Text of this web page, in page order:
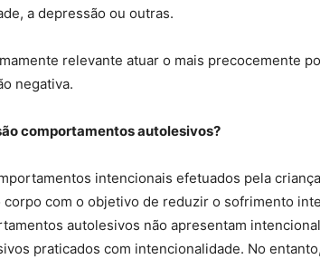
a depressão ou outras.
relevante atuar o mais precocemente
negativa.
comportamentos autolesivos?
intencionais efetuados pela
corpo com o objetivo de reduzir o sofrimento
autolesivos não apresentam
praticados com intencionalidade. No